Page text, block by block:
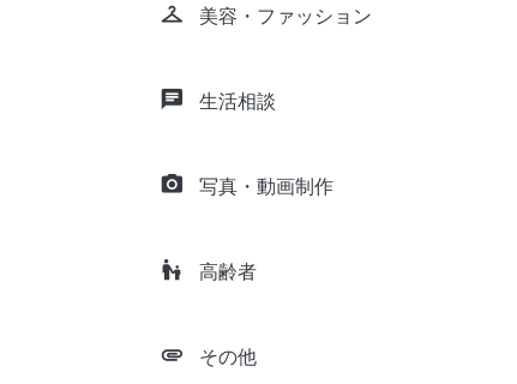
checkroom 美容・ファッション
chat 生活相談
camera_alt 写真・動画制作
escalator_warning 高齢者
attachment その他